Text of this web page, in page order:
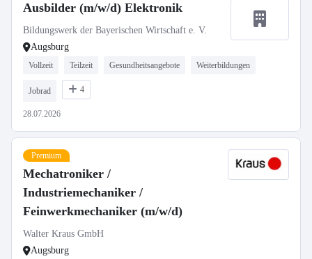
Ausbilder (m/w/d) Elektronik
Bildungswerk der Bayerischen Wirtschaft e. V.
Augsburg
Vollzeit Teilzeit Gesundheitsangebote Weiterbildungen
Jobrad 4
28.07.2026
Premium
Mechatroniker /
Industriemechaniker /
Feinwerkmechaniker (m/w/d)
Walter Kraus GmbH
Augsburg